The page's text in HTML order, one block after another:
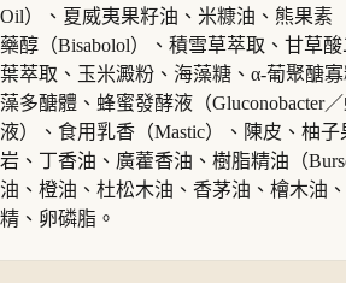
Oil）、夏威夷果籽油、米糠油、熊果素
藥醇（Bisabolol）、積雪草萃取、甘草
葉萃取、玉米澱粉、海藻糖、α-葡聚醣寡
藻多醣體、蜂蜜發酵液（Gluconobacter
液）、食用乳香（Mastic）、陳皮、柚
岩、丁香油、廣藿香油、樹脂精油（
油、橙油、杜松木油、香茅油、檜木油
精、卵磷脂。